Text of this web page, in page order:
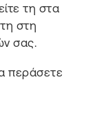
τη στα
στη
σας.
περάσετε